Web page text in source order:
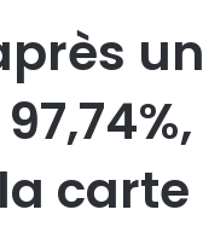
carte